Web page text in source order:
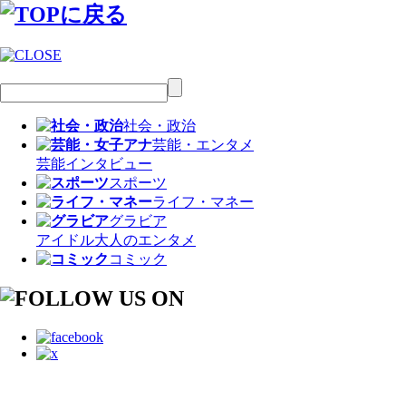
社会・政治
芸能・エンタメ
芸能インタビュー
スポーツ
ライフ・マネー
グラビア
アイドル大人のエンタメ
コミック